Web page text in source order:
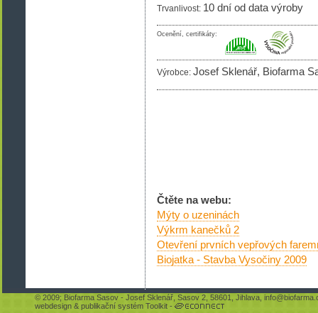
Trvanlivost: 10 dní od data výroby
Ocenění, certifikáty:
Výrobce: Josef Sklenář, Biofarma
Čtěte na webu:
Mýty o uzeninách
Výkrm kanečků 2
Otevření prvních vepřových
Biojatka - Stavba Vysočiny 2009
© 2009; Biofarma Sasov - Josef Sklenář, Sasov 2, 58601, Jihlava,
webdesign & publikační systém Toolkit -